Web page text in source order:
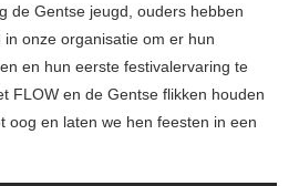
de Gentse jeugd, ouders hebben
onze organisatie om er hun
en hun eerste festivalervaring te
FLOW en de Gentse flikken houden
oog en laten we hen feesten in een